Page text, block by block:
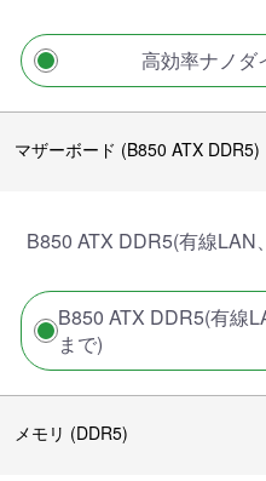
高効率ナノダ
マザーボード (B850 ATX DDR5)
B850 ATX DDR5(有線
B850 ATX DDR5(有線
まで)
メモリ (DDR5)